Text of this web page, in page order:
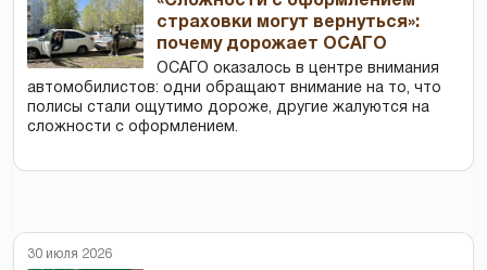
страховки могут вернуться»:
почему дорожает ОСАГО
ОСАГО оказалось в центре внимания
автомобилистов: одни обращают внимание на то, что
полисы стали ощутимо дороже, другие жалуются на
сложности с оформлением.
30 июля 2026